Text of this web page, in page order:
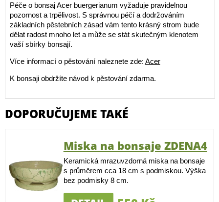
Péče o bonsaj Acer buergerianum vyžaduje pravidelnou
pozornost a trpělivost. S správnou péčí a dodržováním
základních pěstebních zásad vám tento krásný strom bude
dělat radost mnoho let a může se stát skutečným klenotem
vaší sbírky bonsají.
Více informací o pěstování naleznete zde: Acer
K bonsaji obdržíte návod k pěstování zdarma.
DOPORUČUJEME TAKÉ
Miska na bonsaje ZDENA4
Keramická mrazuvzdorná miska na bonsaje
s průměrem cca 18 cm s podmiskou. Výška
bez podmisky 8 cm.